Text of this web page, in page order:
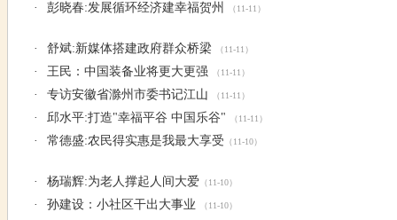
· 彭晓春:发展循环经济建幸福贺州 （11-11）
· 舒斌:新媒体搭建政府群众桥梁 （11-11）
· 王民：中国装备业将更大更强 （11-11）
· 专访安徽省滁州市委书记江山 （11-11）
· 邱水平:打造"幸福平谷 中国乐谷" （11-11）
· 常德盛:农民得实惠是我最大享受 （11-10）
· 杨瑞辉:为老人撑起人间大爱 （11-10）
· 孙建设：小社区干出大事业 （11-10）